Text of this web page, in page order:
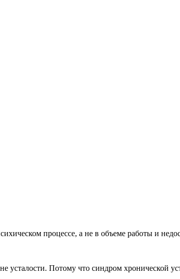
процессе, а не в объеме работы и
усталости. Потому что синдром хронической